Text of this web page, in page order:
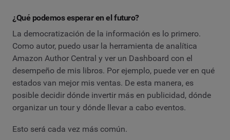
¿Qué podemos esperar en el futuro?
La democratización de la información es lo primero.
Como autor, puedo usar la herramienta de analítica
Amazon Author Central y ver un Dashboard con el
desempeño de mis libros. Por ejemplo, puede ver en qué
estados van mejor mis ventas. De esta manera, es
posible decidir dónde invertir más en publicidad, dónde
organizar un tour y dónde llevar a cabo eventos.
Esto será cada vez más común.